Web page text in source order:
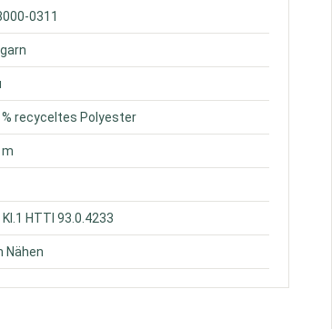
0311
% recyceltes Polyester
m
Kl.1 HTTI 93.0.4233
Nähen